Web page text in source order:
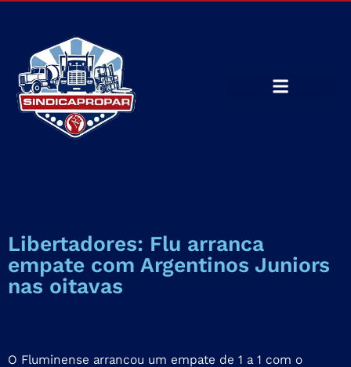
Libertadores: Flu arranca
empate com Argentinos Juniors
nas oitavas
O Fluminense arrancou um empate de 1 a 1 com o